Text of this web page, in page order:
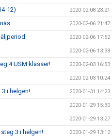
12) 2020-02-08 23:21
2020-02-06 21:47
2020-02-06 17:52
2020-02-06 13:38
4 USM klasser! 2020-02-03 16:53
2020-02-03 10:24
i helgen! 2020-01-31 14:23
2020-01-29 15:30
2020-01-29 13:27
3 i helgen! 2020-01-29 13:12